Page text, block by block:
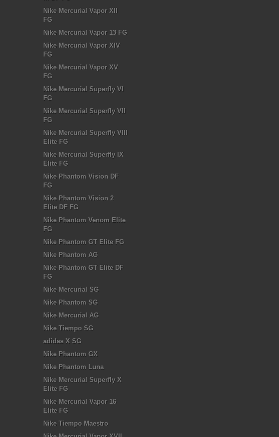
Nike Mercurial Vapor XII
FG
Nike Mercurial Vapor 13 FG
Nike Mercurial Vapor XIV
FG
Nike Mercurial Vapor XV
FG
Nike Mercurial Superfly VI
FG
Nike Mercurial Superfly VII
FG
Nike Mercurial Superfly VIII
Elite FG
Nike Mercurial Superfly IX
Elite FG
Nike Phantom Vision DF
FG
Nike Phantom Vision 2
Elite DF FG
Nike Phantom Venom Elite
FG
Nike Phantom GT Elite FG
Nike Phantom AG
Nike Phantom GT Elite DF
FG
Nike Mercurial SG
Nike Phantom SG
Nike Mercurial AG
Nike Tiempo SG
adidas X SG
Nike Phantom GX
Nike Phantom Luna
Nike Mercurial Superfly X
Elite FG
Nike Mercurial Vapor 16
Elite FG
Nike Tiempo Maestro